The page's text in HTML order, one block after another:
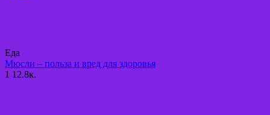
Еда
Мюсли – польза и вред для здоровья
1 12.8к.